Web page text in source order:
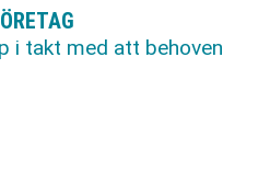
i takt med att behoven